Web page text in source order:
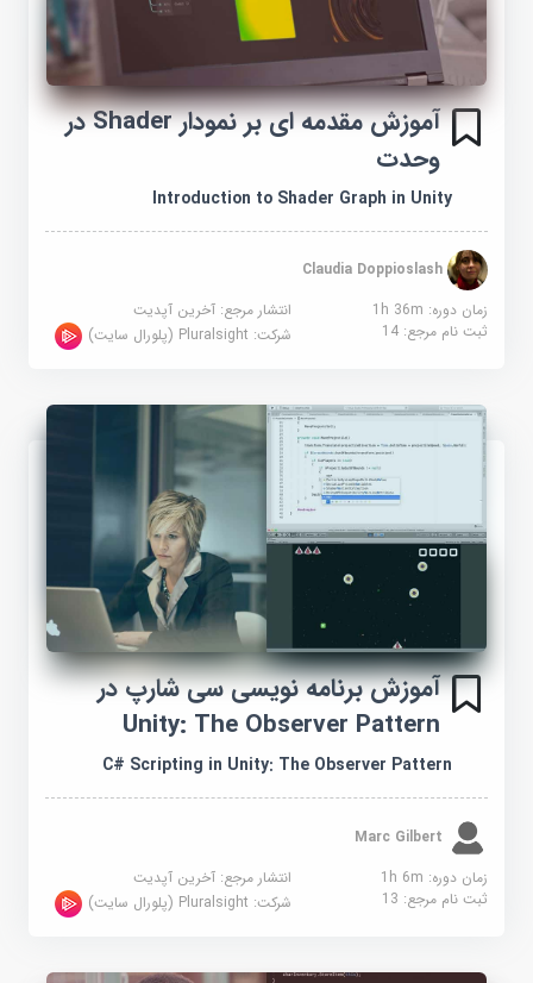
آموزش مقدمه ای بر نمودار Shader در
وحدت
Introduction to Shader Graph in Unity
Claudia Doppioslash
زمان دوره: 1h 36m
انتشار مرجع:آخرین آپدیت
ثبت نام مرجع:14 شرکت:Pluralsight (پلورال سایت)
آموزش برنامه نویسی سی شارپ در
Unity: The Observer Pattern
C# Scripting in Unity: The Observer Pattern
Marc Gilbert
زمان دوره: 1h 6m
انتشار مرجع:آخرین آپدیت
ثبت نام مرجع:13 شرکت:Pluralsight (پلورال سایت)